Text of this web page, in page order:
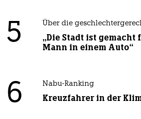
5 Über die
„Die Stadt ist gemacht
Mann in einem Auto“
6 Nabu-Ranking
Kreuzfahrer in der